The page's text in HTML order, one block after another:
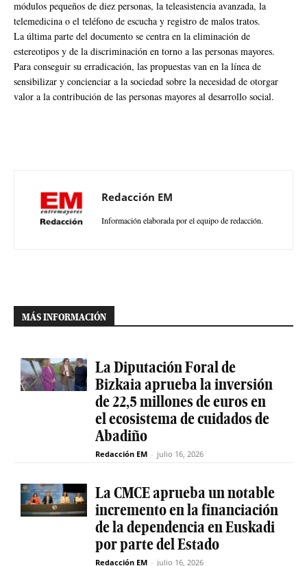
módulos pequeños de diez personas, la teleasistencia avanzada, la
telemedicina o el teléfono de escucha y registro de malos tratos.
La última parte del documento se centra en la eliminación de
estereotipos y de la discriminación en torno a las personas mayores.
Para conseguir su erradicación, las propuestas van en la línea de
sensibilizar y concienciar a la sociedad sobre la necesidad de otorgar
valor a la contribución de las personas mayores al desarrollo social.
Redacción EM
Información elaborada por el equipo de redacción.
MÁS INFORMACIÓN
La Diputación Foral de
Bizkaia aprueba la inversión
de 22,5 millones de euros en
el ecosistema de cuidados de
Abadiño
Redacción EM - julio 16, 2026
La CMCE aprueba un notable
incremento en la financiación
de la dependencia en Euskadi
por parte del Estado
Redacción EM - julio 16, 2026